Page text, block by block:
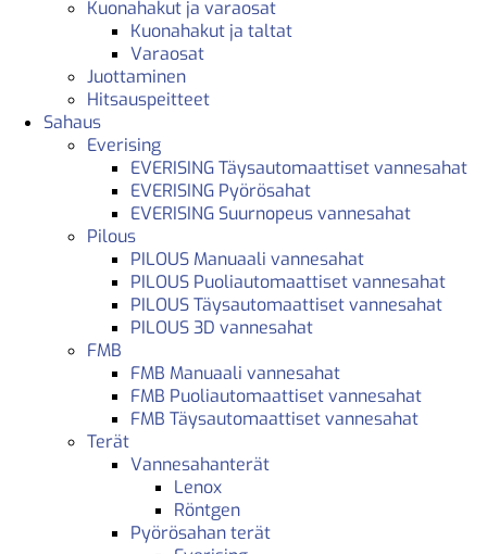
Kuonahakut ja varaosat
Kuonahakut ja taltat
Varaosat
Juottaminen
Hitsauspeitteet
Sahaus
Everising
EVERISING Täysautomaattiset vannesahat
EVERISING Pyörösahat
EVERISING Suurnopeus vannesahat
Pilous
PILOUS Manuaali vannesahat
PILOUS Puoliautomaattiset vannesahat
PILOUS Täysautomaattiset vannesahat
PILOUS 3D vannesahat
FMB
FMB Manuaali vannesahat
FMB Puoliautomaattiset vannesahat
FMB Täysautomaattiset vannesahat
Terät
Vannesahanterät
Lenox
Röntgen
Pyörösahan terät